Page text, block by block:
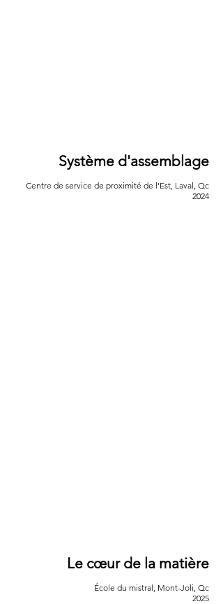
Système d'assemblage
Centre de service de proximité de l'Est, Laval, Qc
2024
Le cœur de la matière
École du mistral, Mont-Joli, Qc
2025